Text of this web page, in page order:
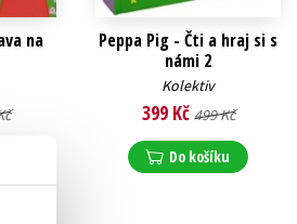
na
Peppa Pig - Čti a hraj si s
námi 2
Kolektiv
399 Kč 499 Kč
Do košíku